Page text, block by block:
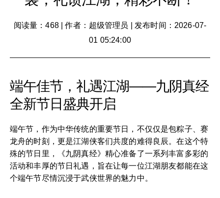
阅读量：468|作者：超级管理员
发布时间：2026-07-
01 05:24:00
端午佳节，礼遇江湖——九阴真经
全新节日盛典开启
端午节，作为中华传统的重要节日，不仅仅是包粽子、赛
龙舟的时刻，更是江湖侠客们共度的难得良辰。在这个特
殊的节日里，《九阴真经》精心准备了一系列丰富多彩的
活动和丰厚的节日礼遇，旨在让每一位江湖朋友都能在这
个端午节尽情沉浸于武侠世界的魅力中。